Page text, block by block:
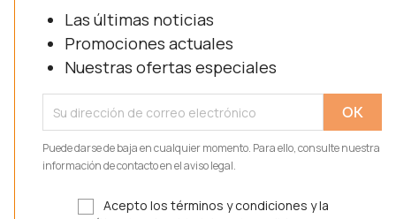
Las últimas noticias
Promociones actuales
Nuestras ofertas especiales
Puede darse de baja en cualquier momento. Para ello, consulte nuestra
información de contacto en el aviso legal.
Acepto los términos y condiciones y la